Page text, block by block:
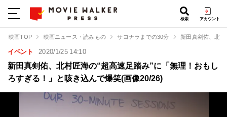
検索 アカウント
映画TOP 映画ニュース・読みもの サヨナラまでの30分 新田真剣佑、北
イベント 2020/1/25 14:10
新田真剣佑、北村匠海の“超高速足踏み”に「無理！おもし
ろすぎる！」と咳き込んで爆笑(画像20/26)